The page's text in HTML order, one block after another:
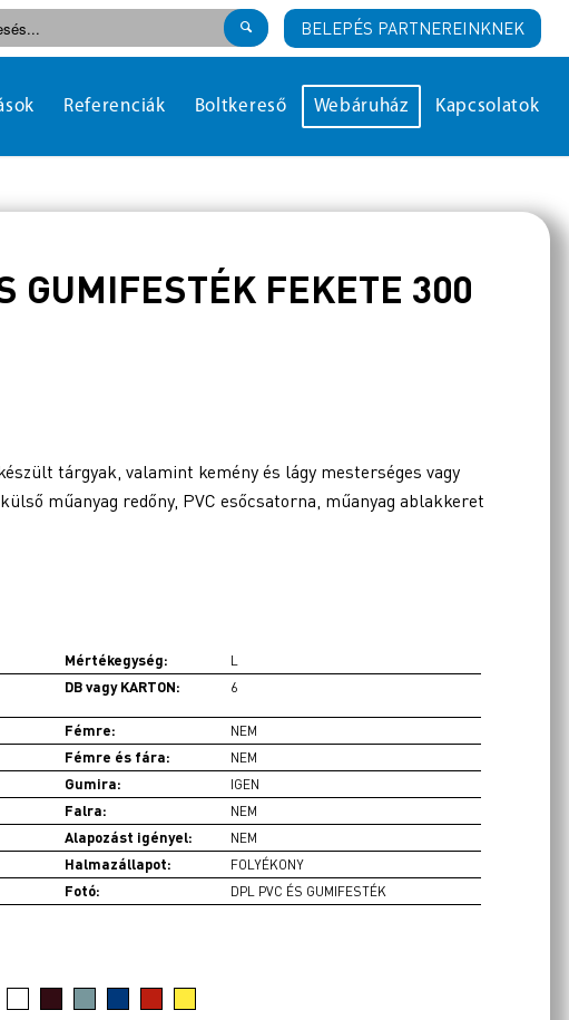
BELEPÉS PARTNEREINKNEK
Referenciák Boltkereső Webáruház Kapcsolatok
GUMIFESTÉK FEKETE 300
tárgyak, valamint kemény és lágy mesterséges vagy
műanyag redőny, PVC esőcsatorna, műanyag ablakkeret
Mértékegység: L
DB vagy KARTON: 6
Fémre: NEM
Fémre és fára: NEM
Gumira: IGEN
Falra: NEM
Alapozást igényel: NEM
Halmazállapot: FOLYÉKONY
Fotó: DPL PVC ÉS GUMIFESTÉK